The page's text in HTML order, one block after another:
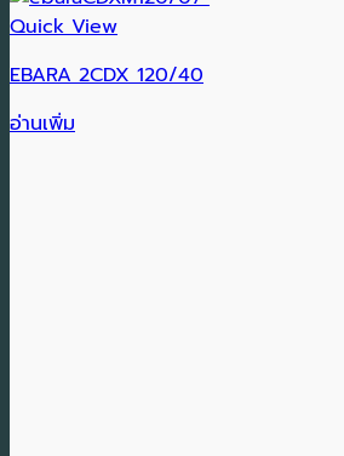
Quick View
EBARA 2CDX 120/40
อ่านเพิ่ม